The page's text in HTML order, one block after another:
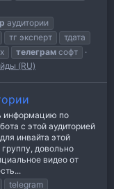
аудитории
тг эксперт
тдата
телеграм софт
(RU)
информацию по
с этой аудиторией
инвайта этой
довольно
видео от
telegram